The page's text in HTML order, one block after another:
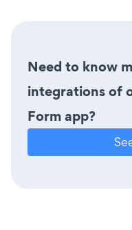
Need to know
integrations of
Form app?